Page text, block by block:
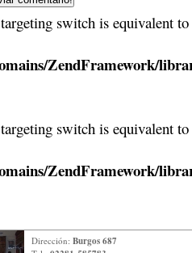
switch is equivalent
ZendFramework/
switch is equivalent
ZendFramework/
Dirección: Burgos 687